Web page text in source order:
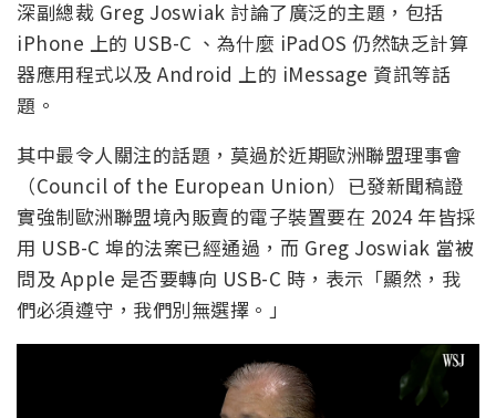
深副總裁 Greg Joswiak 討論了廣泛的主題，包括
iPhone 上的 USB-C 、為什麼 iPadOS 仍然缺乏計算
器應用程式以及 Android 上的 iMessage 資訊等話
題。
其中最令人關注的話題，莫過於近期歐洲聯盟理事會
（Council of the European Union）已發新聞稿證
實強制歐洲聯盟境內販賣的電子裝置要在 2024 年皆採
用 USB-C 埠的法案已經通過，而 Greg Joswiak 當被
問及 Apple 是否要轉向 USB-C 時，表示「顯然，我
們必須遵守，我們別無選擇。」